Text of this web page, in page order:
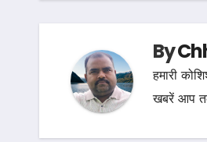
By
हमारी
खबरें आप